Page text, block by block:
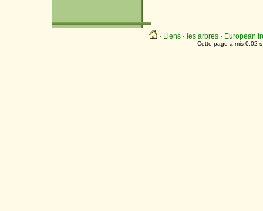
· Liens· les arbres· European
Cette page a mis 0.02